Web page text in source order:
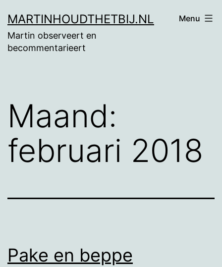
naar
de
MARTINHOUDTHETBIJ.NL
Martin observeert en
becommentarieert
Menu
Maand:
februari 2018
Pake en beppe